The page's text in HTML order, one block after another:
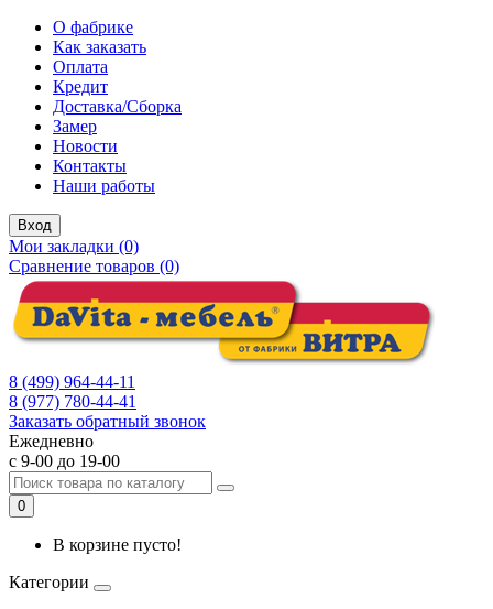
О фабрике
Как заказать
Оплата
Кредит
Доставка/Сборка
Замер
Новости
Контакты
Наши работы
Вход
Мои закладки (0)
Сравнение товаров (0)
8 (499) 964-44-11
8 (977) 780-44-41
Заказать обратный звонок
Ежедневно
с 9-00 до 19-00
0
В корзине пусто!
Категории